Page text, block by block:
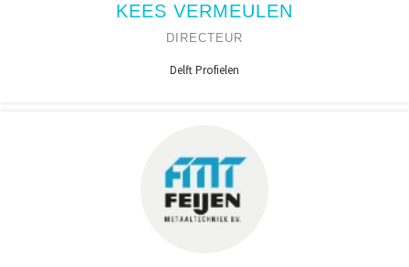
KEES VERMEULEN
DIRECTEUR
Delft Profielen